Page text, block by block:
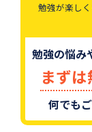
勉強が楽し
勉強の悩み
まずは
何でも